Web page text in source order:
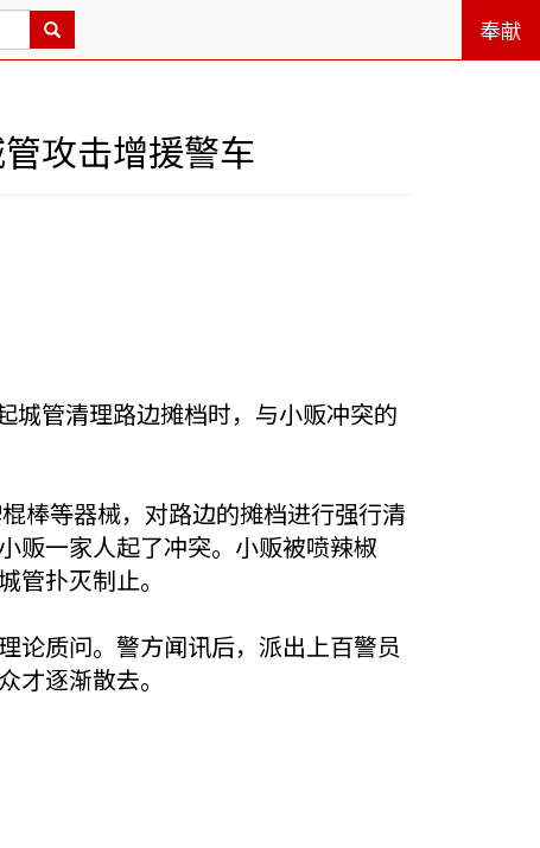
奉献
攻击增援警车
城管清理路边摊档时，与小贩冲突的
棒等器械，对路边的摊档进行强行清
贩一家人起了冲突。小贩被喷辣椒
扑灭制止。
论质问。警方闻讯后，派出上百警员
逐渐散去。